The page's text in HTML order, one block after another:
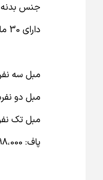
جنس
دارای 30 ماه ضمانت.
مبل سه نفره 216.975.000
مبل دو نفره 162.735.000
مبل تک نفره 108.487.000
پاف: 21،698،000 ريال